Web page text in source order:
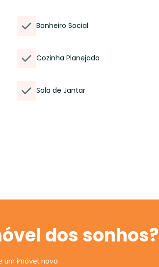
Banheiro Social
Cozinha Planejada
Sala de Jantar
dos sonhos?
um imóvel novo